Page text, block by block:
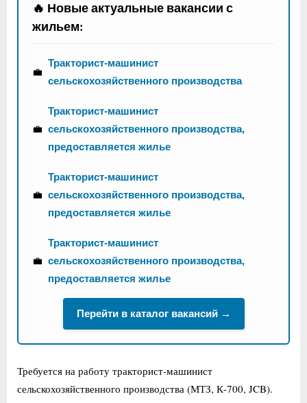
🔥 Новые актуальные вакансии с
жильем:
💼
Тракторист-машинист
сельскохозяйственного производства
💼
Тракторист-машинист
сельскохозяйственного производства,
предоставляется жилье
💼
Тракторист-машинист
сельскохозяйственного производства,
предоставляется жилье
💼
Тракторист-машинист
сельскохозяйственного производства,
предоставляется жилье
Перейти в каталог вакансий →
Требуется на работу тракторист-машинист
сельскохозяйственного производства (МТЗ, К-700, JCB).